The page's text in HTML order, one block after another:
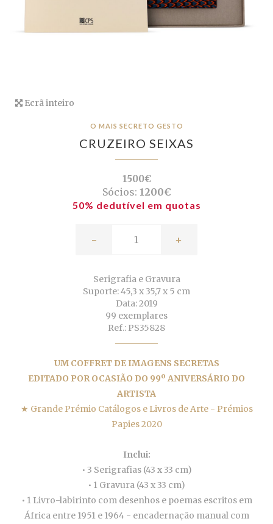
Ecrã inteiro
O MAIS SECRETO GESTO
CRUZEIRO SEIXAS
1500€
Sócios: 1200€
50% dedutível em quotas
- +
Serigrafia e Gravura
Suporte: 45,3 x 35,7 x 5 cm
Data: 2019
99 exemplares
Ref.: PS35828
UM COFFRET DE IMAGENS SECRETAS
EDITADO POR OCASIÃO DO 99º ANIVERSÁRIO DO
ARTISTA
★ Grande Prémio Catálogos e Livros de Arte - Prémios
Papies 2020
Inclui:
• 3 Serigrafias (43 x 33 cm)
• 1 Gravura (43 x 33 cm)
• 1 Livro-labirinto com desenhos e poemas escritos em
África entre 1951 e 1964 - encadernação manual com